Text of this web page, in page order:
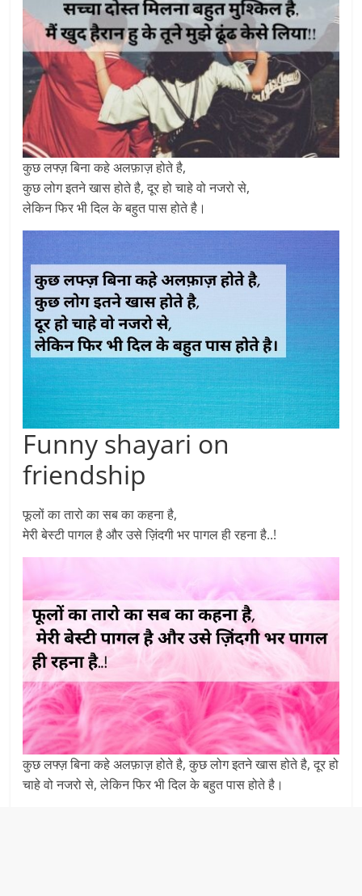
कुछ लफ्ज़ बिना कहे अलफ़ाज़ होते है,
कुछ लोग इतने खास होते है, दूर हो चाहे वो नजरो से,
लेकिन फिर भी दिल के बहुत पास होते है।
Funny shayari on
friendship
फूलों का तारो का सब का कहना है,
मेरी बेस्टी पागल है और उसे ज़िंदगी भर पागल ही रहना है..!
कुछ लफ्ज़ बिना कहे अलफ़ाज़ होते है, कुछ लोग इतने खास होते है, दूर हो
चाहे वो नजरो से, लेकिन फिर भी दिल के बहुत पास होते है।